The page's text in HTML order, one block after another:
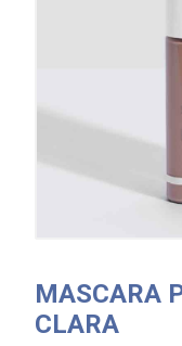
MASCARA
CLARA